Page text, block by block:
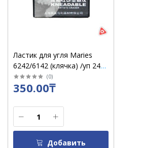
Ластик для угля Maries
6242/6142 (клячка) /уп 24
шт
(0)
350.00₸
Добавить